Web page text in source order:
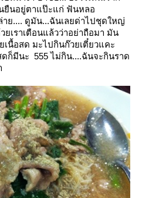
นยืนอยู่ตาแป๊ะแก่ ฟันหลอ
าย.... ดูมัน...ฉันเลยด่าไปชุดใหญ่
เราเตือนแล้วว่าอย่าถือมา มัน
เนื้อสด มะไปกินก๊วยเตี๋ยวแคะ
ดก็มีนะ 555 ไม่กิน....ฉันจะกินราด